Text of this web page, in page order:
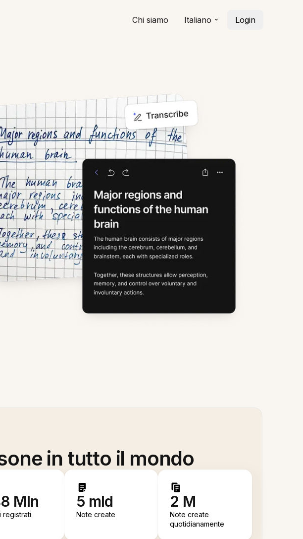
Chi siamo Italiano Login
in tutto il mondo
Mln
registrati
5 mld
Note create
2 M
Note create
quotidianamente